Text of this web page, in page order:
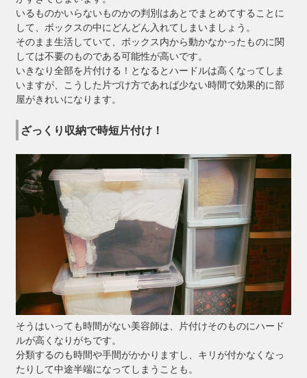
いるものかいらないものかの判別はあとでまとめてすることに
して、ボックスの中にどんどん入れてしまいましょう。
そのまま生活していて、ボックス内から動かなかったものに関
しては不要のものである可能性が高いです。
いきなり全部を片付ける！となるとハードルは高くなってしま
いますが、こうした片づけ方であれば少ない時間で効果的に部
屋がきれいになります。
ざっくり収納で時短片付け！
そうはいっても時間がない美容師は、片付けそのものにハード
ルが高くなりがちです。
分類するのも時間や手間がかかりますし、キリが付かなくなっ
たりして中途半端になってしまうことも。